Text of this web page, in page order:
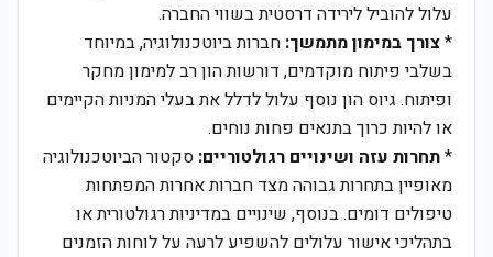
עלול להוביל לירידה דרסטית בשווי החברה.
*צורך במימון מתמשך: חברות ביוטכנולוגיה, במיוחד
בשלבי פיתוח מוקדמים, דורשות הון רב למימון מחקר
ופיתוח. גיוס הון נוסף עלול לדלל את בעלי המניות הקיימים
או להיות כרוך בתנאים פחות נוחים.
*תחרות עזה ושינויים רגולטוריים: סקטור הביוטכנולוגיה
מאופיין בתחרות גבוהה מצד חברות אחרות המפתחות
טיפולים דומים. בנוסף, שינויים במדיניות רגולטורית או
בתהליכי אישור עלולים להשפיע לרעה על לוחות הזמנים